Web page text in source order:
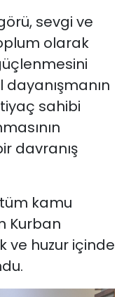
sevgi ve
olarak
sahibi
davranış
kamu
Kurban
ve huzur içinde